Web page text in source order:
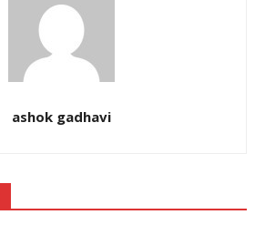
ashok gadhavi